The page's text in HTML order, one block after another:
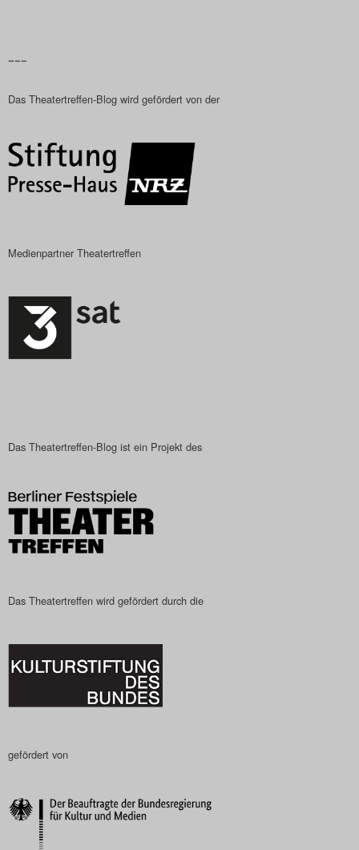
–––
Das Theatertreffen-Blog wird gefördert von der
Medienpartner Theatertreffen
Das Theatertreffen-Blog ist ein Projekt des
Das Theatertreffen wird gefördert durch die
gefördert von